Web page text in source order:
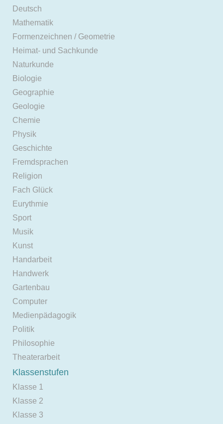
Deutsch
Mathematik
Formenzeichnen / Geometrie
Heimat- und Sachkunde
Naturkunde
Biologie
Geographie
Geologie
Chemie
Physik
Geschichte
Fremdsprachen
Religion
Fach Glück
Eurythmie
Sport
Musik
Kunst
Handarbeit
Handwerk
Gartenbau
Computer
Medienpädagogik
Politik
Philosophie
Theaterarbeit
Klassenstufen
Klasse 1
Klasse 2
Klasse 3